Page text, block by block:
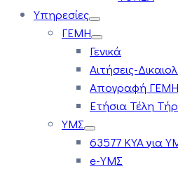
Υπηρεσίες
ΓΕΜΗ
Γενικά
Αιτήσεις-
Απογραφή
Ετήσια Τέλη
ΥΜΣ
63577 ΚΥΑ για
e-ΥΜΣ